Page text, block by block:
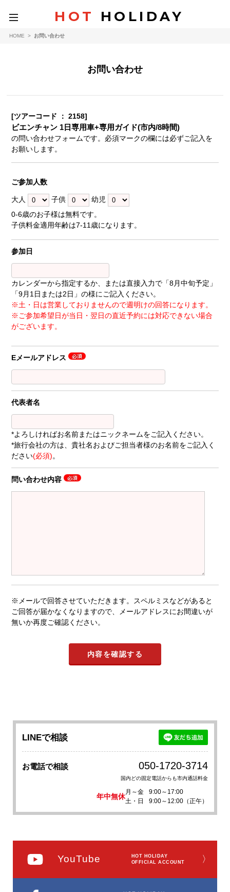
toggle
navigation
HOT HOLIDAY
HOME > お問い合わせ
お問い合わせ
[ツアーコード ： 2158]
ビエンチャン 1日専用車+専用ガイド(市内/8時間)
の問い合わせフォームです。必須マークの欄には必ずご記入を
お願いします。
ご参加人数
大人 子供
幼児
0-6歳のお子様は無料です。
子供料金適用年齢は7-11歳になります。
参加日
カレンダーから指定するか、または直接入力で「8月中旬予定」
「9月1日または2日」の様にご記入ください。
※土・日は営業しておりませんので週明けの回答になります。
※ご参加希望日が当日・翌日の直近予約には対応できない場合
がございます。
Eメールアドレス
代表者名
*よろしければお名前またはニックネームをご記入ください。
*旅行会社の方は、貴社名およびご担当者様のお名前をご記入く
ださい(必須)。
問い合わせ内容
※メールで回答させていただきます。スペルミスなどがあると
ご回答が届かなくなりますので、メールアドレスにお間違いが
無いか再度ご確認ください。
LINEで相談
お電話で相談 050-1720-3714
国内どの固定電話からも市内通話料金
年中無休
月～金
9:00～17:00
土・日
9:00～12:00（正午）
YouTube
HOT HOLIDAY
OFFICIAL ACCOUNT
〉